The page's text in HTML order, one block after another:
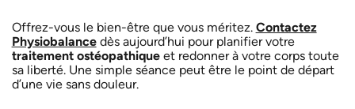
Offrez-vous le bien-être que vous méritez. Contactez
Physiobalancedès aujourd’hui pour planifier votre
traitement ostéopathiqueet redonner à votre corps toute
sa liberté. Une simple séance peut être le point de départ
d’une vie sans douleur.